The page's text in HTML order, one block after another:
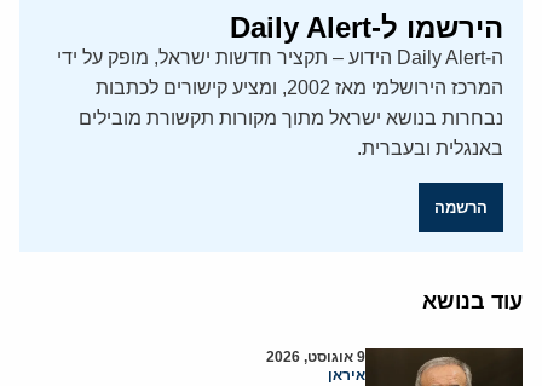
הירשמו ל-Daily Alert
ה-Daily Alert הידוע – תקציר חדשות ישראל, מופק על ידי
המרכז הירושלמי מאז 2002, ומציע קישורים לכתבות
נבחרות בנושא ישראל מתוך מקורות תקשורת מובילים
באנגלית ובעברית.
הרשמה
עוד בנושא
9 אוגוסט, 2026
איראן